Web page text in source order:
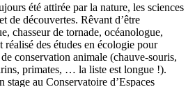
été attirée par la nature, les sciences
de découvertes. Rêvant d’être
chasseur de tornade, océanologue,
des études en écologie pour
conservation animale (chauve-souris,
primates, … la liste est longue !).
stage au Conservatoire d’Espaces